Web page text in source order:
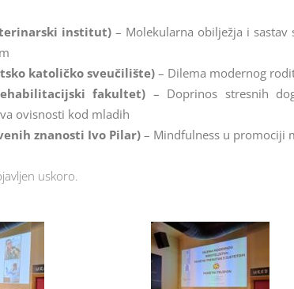
institut) – Molekularna obilježja i
katoličko sveučilište) – Dilema modernog
fakultet) – Doprinos stresnih
ovisnosti kod mladih
znanosti Ivo Pilar) – Mindfulness u promociji
uskoro.